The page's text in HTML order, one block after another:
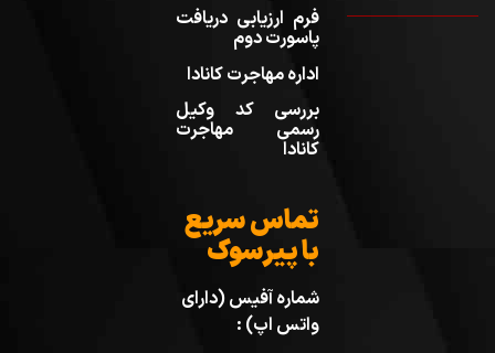
فرم ارزیابی دریافت
پاسورت دوم
اداره مهاجرت کانادا
بررسی کد وکیل
رسمی مهاجرت
کانادا
تماس سریع
با پیرسوک
شماره آفیس (دارای
واتس اپ) :